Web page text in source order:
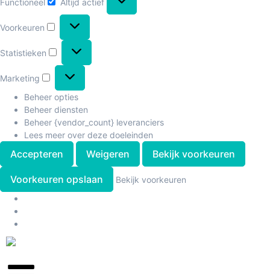
Voorkeuren
Statistieken
Marketing
Beheer opties
Beheer diensten
Beheer {vendor_count} leveranciers
Lees meer over deze doeleinden
Accepteren Weigeren Bekijk voorkeuren
Voorkeuren opslaan Bekijk voorkeuren